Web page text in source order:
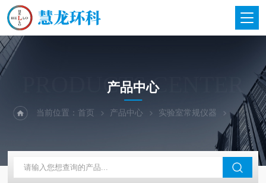
PRODUCTS CENTER
产品中心
当前位置：首页 产品中心 实验室常规仪器 东莞科桥